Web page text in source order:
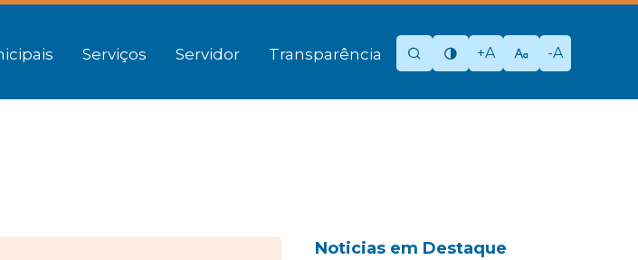
Serviços Servidor Transparência +A -A
Noticias em Destaque